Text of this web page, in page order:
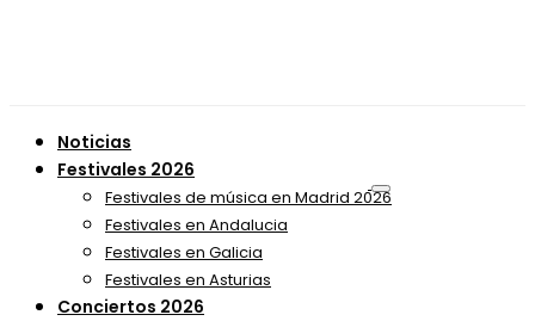
Noticias
Festivales 2026
Festivales de música en Madrid 2026
Festivales en Andalucia
Festivales en Galicia
Festivales en Asturias
Conciertos 2026